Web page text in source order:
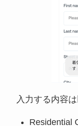
入力する内容
Residential